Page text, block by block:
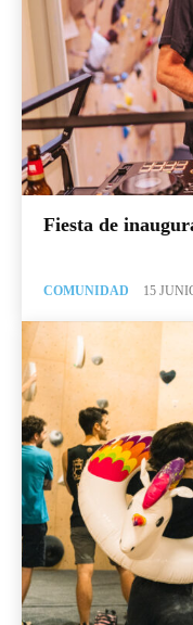
Fiesta de
COMUNIDAD 15